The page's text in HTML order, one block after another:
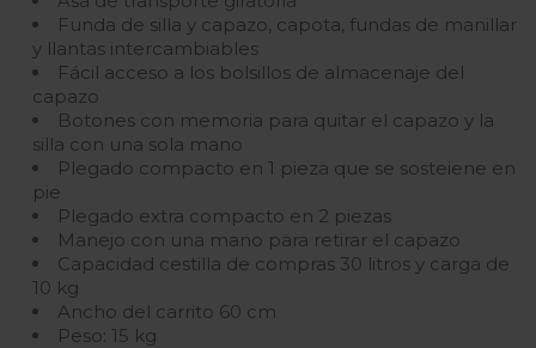
Funda de silla y capazo, capota, fundas de manillar
y llantas intercambiables
Fácil acceso a los bolsillos de almacenaje del
capazo
Botones con memoria para quitar el capazo y la
silla con una sola mano
Plegado compacto en 1 pieza que se sosteiene en
pie
Plegado extra compacto en 2 piezas
Manejo con una mano para retirar el capazo
Capacidad cestilla de compras 30 litros y carga de
10 kg
Ancho del carrito 60 cm
Peso: 15 kg